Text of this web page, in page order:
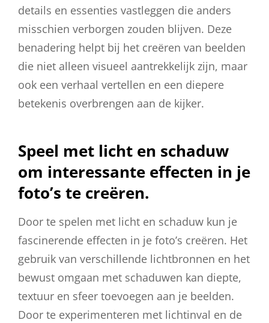
details en essenties vastleggen die anders
misschien verborgen zouden blijven. Deze
benadering helpt bij het creëren van beelden
die niet alleen visueel aantrekkelijk zijn, maar
ook een verhaal vertellen en een diepere
betekenis overbrengen aan de kijker.
Speel met licht en schaduw
om interessante effecten in je
foto’s te creëren.
Door te spelen met licht en schaduw kun je
fascinerende effecten in je foto’s creëren. Het
gebruik van verschillende lichtbronnen en het
bewust omgaan met schaduwen kan diepte,
textuur en sfeer toevoegen aan je beelden.
Door te experimenteren met lichtinval en de